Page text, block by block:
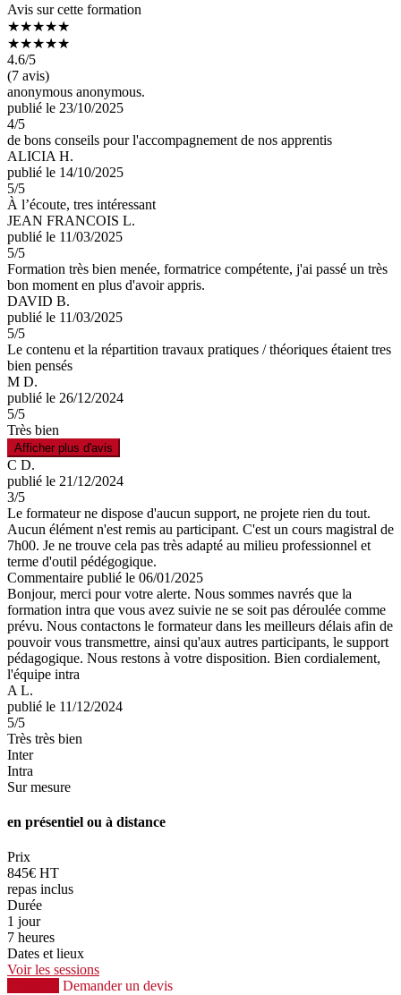
Avis sur cette formation
★★★★★
★★★★★
4.6/5
(7 avis)
anonymous anonymous.
publié le 23/10/2025
4/5
de bons conseils pour l'accompagnement de nos apprentis
ALICIA H.
publié le 14/10/2025
5/5
À l’écoute, tres intéressant
JEAN FRANCOIS L.
publié le 11/03/2025
5/5
Formation très bien menée, formatrice compétente, j'ai passé un très
bon moment en plus d'avoir appris.
DAVID B.
publié le 11/03/2025
5/5
Le contenu et la répartition travaux pratiques / théoriques étaient tres
bien pensés
M D.
publié le 26/12/2024
5/5
Très bien
Afficher plus d'avis
C D.
publié le 21/12/2024
3/5
Le formateur ne dispose d'aucun support, ne projete rien du tout.
Aucun élément n'est remis au participant. C'est un cours magistral de
7h00. Je ne trouve cela pas très adapté au milieu professionnel et
terme d'outil pédégogique.
Commentaire publié le 06/01/2025
Bonjour, merci pour votre alerte. Nous sommes navrés que la
formation intra que vous avez suivie ne se soit pas déroulée comme
prévu. Nous contactons le formateur dans les meilleurs délais afin de
pouvoir vous transmettre, ainsi qu'aux autres participants, le support
pédagogique. Nous restons à votre disposition. Bien cordialement,
l'équipe intra
A L.
publié le 11/12/2024
5/5
Très très bien
Inter
Intra
Sur mesure
en présentiel ou à distance
Prix
845€ HT
repas inclus
Durée
1 jour
7 heures
Dates et lieux
Voir les sessions
Demander un devis